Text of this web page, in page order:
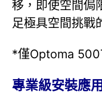
移，即使空間侷
足極具空間挑戰
*僅Optoma
專業級安裝應